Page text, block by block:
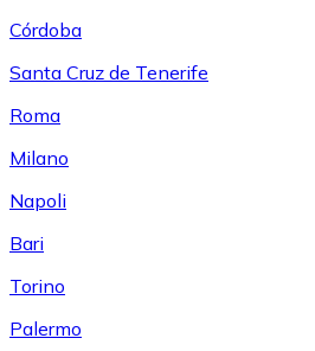
Córdoba
Santa Cruz de Tenerife
Roma
Milano
Napoli
Bari
Torino
Palermo